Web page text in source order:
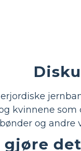
kvinnene
og andre
gjøre